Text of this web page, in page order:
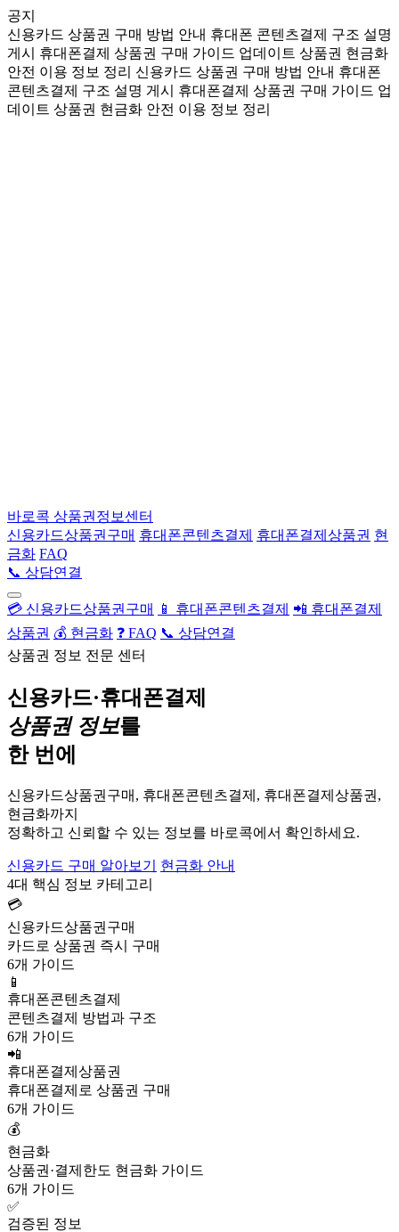
공지
신용카드 상품권 구매 방법 안내 휴대폰 콘텐츠결제 구조 설명
게시
휴대폰결제 상품권 구매 가이드 업데이트 상품권 현금화
안전 이용 정보 정리 신용카드 상품권 구매 방법 안내 휴대폰
콘텐츠결제 구조 설명 게시
휴대폰결제 상품권 구매 가이드 업
데이트 상품권 현금화 안전 이용 정보 정리
바로콕 상품권정보센터
신용카드상품권구매 휴대폰콘텐츠결제 휴대폰결제상품권 현
금화 FAQ
📞 상담연결
💳 신용카드상품권구매 📱 휴대폰콘텐츠결제 📲 휴대폰결제
상품권 💰 현금화 ❓ FAQ 📞 상담연결
상품권 정보 전문 센터
신용카드·휴대폰결제
상품권 정보를
한 번에
신용카드상품권구매, 휴대폰콘텐츠결제, 휴대폰결제상품권,
현금화까지
정확하고 신뢰할 수 있는 정보를 바로콕에서 확인하세요.
신용카드 구매 알아보기
현금화 안내
4대 핵심 정보 카테고리
💳
신용카드상품권구매
카드로 상품권 즉시 구매
6개 가이드
📱
휴대폰콘텐츠결제
콘텐츠결제 방법과 구조
6개 가이드
📲
휴대폰결제상품권
휴대폰결제로 상품권 구매
6개 가이드
💰
현금화
상품권·결제한도 현금화 가이드
6개 가이드
✅
검증된 정보